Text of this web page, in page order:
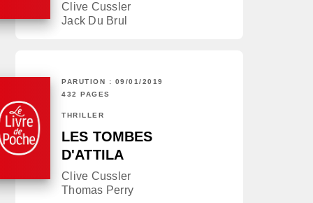
Clive Cussler
Jack Du Brul
PARUTION : 09/01/2019
432 PAGES
THRILLER
LES TOMBES
D'ATTILA
Clive Cussler
Thomas Perry